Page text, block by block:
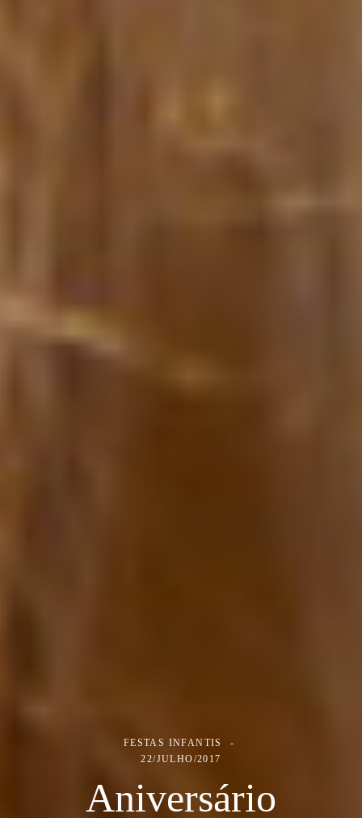
FESTAS INFANTIS
22/JULHO/2017
Aniversário